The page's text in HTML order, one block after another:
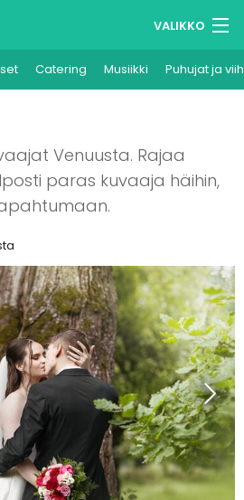
VALIKKO
Muistilistasi
Suomi
kohteesi
Catering Musiikki Puhujat ja
Venuusta. Rajaa
paras kuvaaja häihin,